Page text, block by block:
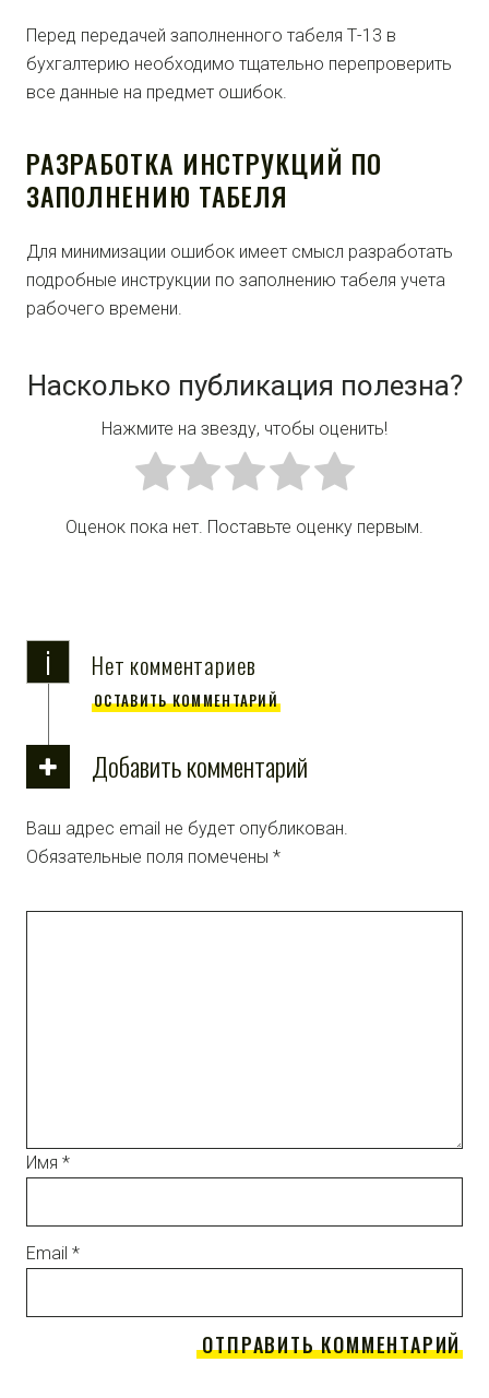
Перед передачей заполненного табеля Т-13 в
бухгалтерию необходимо тщательно перепроверить
все данные на предмет ошибок.
РАЗРАБОТКА ИНСТРУКЦИЙ ПО
ЗАПОЛНЕНИЮ ТАБЕЛЯ
Для минимизации ошибок имеет смысл разработать
подробные инструкции по заполнению табеля учета
рабочего времени.
Насколько публикация полезна?
Нажмите на звезду, чтобы оценить!
Оценок пока нет. Поставьте оценку первым.
i Нет комментариев
ОСТАВИТЬ КОММЕНТАРИЙ
Добавить комментарий
Ваш адрес email не будет опубликован.
Обязательные поля помечены *
Имя *
Email *